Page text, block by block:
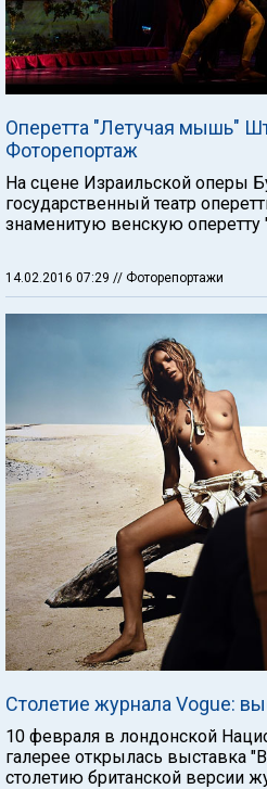
Оперетта "Летучая мышь"
Фоторепортаж
На сцене Израильской оперы
государственный театр
знаменитую венскую
14.02.2016 07:29 // Фоторепортажи
Столетие журнала Vogue:
10 февраля в лондонской
галерее открылась выставка
столетию британской версии